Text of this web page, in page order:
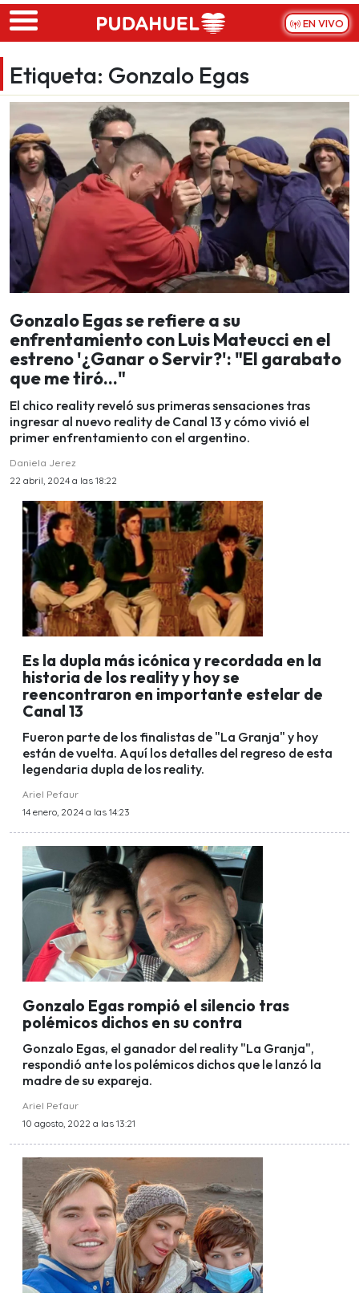
Skip to main content
EN VIVO
Etiqueta: Gonzalo Egas
Gonzalo Egas se refiere a su
enfrentamiento con Luis Mateucci en el
estreno '¿Ganar o Servir?': "El garabato
que me tiró..."
El chico reality reveló sus primeras sensaciones tras
ingresar al nuevo reality de Canal 13 y cómo vivió el
primer enfrentamiento con el argentino.
Daniela Jerez
22 abril, 2024 a las 18:22
Es la dupla más icónica y recordada en la
historia de los reality y hoy se
reencontraron en importante estelar de
Canal 13
Fueron parte de los finalistas de "La Granja" y hoy
están de vuelta. Aquí los detalles del regreso de esta
legendaria dupla de los reality.
Ariel Pefaur
14 enero, 2024 a las 14:23
Gonzalo Egas rompió el silencio tras
polémicos dichos en su contra
Gonzalo Egas, el ganador del reality "La Granja",
respondió ante los polémicos dichos que le lanzó la
madre de su expareja.
Ariel Pefaur
10 agosto, 2022 a las 13:21